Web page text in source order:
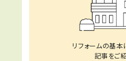
リフォームの基本
記事をご